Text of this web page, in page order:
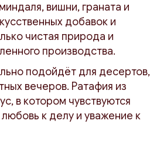
вишни, граната и
добавок и
чистая природа и
производства.
подойдёт для десертов,
вечеров. Ратафия из
в котором чувствуются
к делу и уважение к